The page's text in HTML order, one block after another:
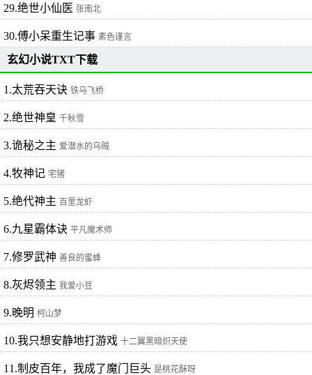
29.绝世小仙医 张南北
30.傅小呆重生记事 素色谨言
玄幻小说TXT下载
1.太荒吞天诀 铁马飞桥
2.绝世神皇 千秋雪
3.诡秘之主 爱潜水的乌贼
4.牧神记 宅猪
5.绝代神主 百里龙虾
6.九星霸体诀 平凡魔术师
7.修罗武神 善良的蜜蜂
8.灰烬领主 我爱小豆
9.晚明 柯山梦
10.我只想安静地打游戏 十二翼黑暗炽天使
11.制皮百年，我成了魔门巨头 是桃花酥呀